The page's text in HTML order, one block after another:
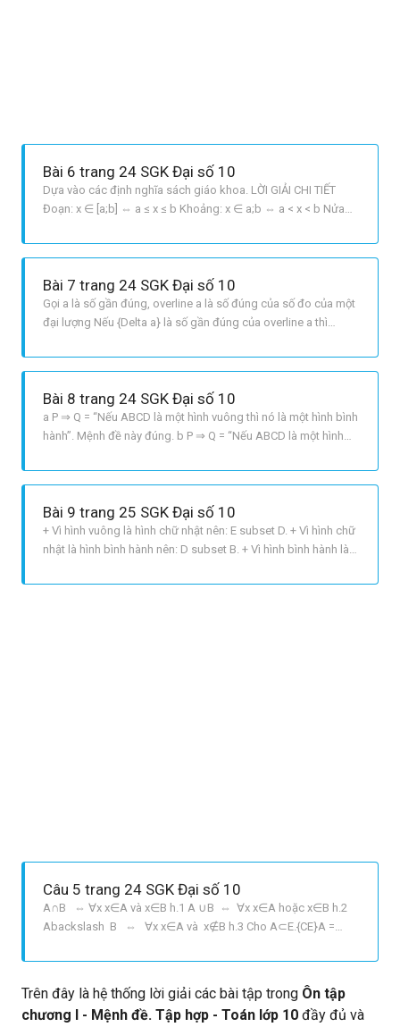
Bài 6 trang 24 SGK Đại số 10
Dựa vào các định nghĩa sách giáo khoa. LỜI GIẢI CHI TIẾT
Đoạn: x ∈ [a;b] ⇔ a ≤ x ≤ b Khoảng: x ∈ a;b ⇔ a < x < b Nửa
≤ b x ∈ [a, +∞ ⇔ x ≥ a. Ta có: R = left { infty ; + infty } right.
Bài 7 trang 24 SGK Đại số 10
Gọi a là số gần đúng, overline a là số đúng của số đo của một
đại lượng Nếu {Delta a} là số gần đúng của overline a thì
của số gần đúng a. Nếu {Delta a} = left| {overline a a} right| le
Bài 8 trang 24 SGK Đại số 10
a P ⇒ Q = “Nếu ABCD là một hình vuông thì nó là một hình bình
hành”. Mệnh đề này đúng. b P ⇒ Q = “Nếu ABCD là một hình
Bài 9 trang 25 SGK Đại số 10
+ Vì hình vuông là hình chữ nhật nên: E subset D. + Vì hình chữ
nhật là hình bình hành nên: D subset B. + Vì hình bình hành là
C subset A. Vậy: E subset D subset B subset C subset A. Lại
Câu 5 trang 24 SGK Đại số 10
A∩B ⇔ ∀x x∈A và x∈B h.1 A ∪B ⇔ ∀x x∈A hoặc x∈B h.2
Abackslash B ⇔ ∀x x∈A và x∉B h.3 Cho A⊂E.{CE}A =
Trên đây là hệ thống lời giải các bài tập trong Ôn tập
chương I - Mệnh đề. Tập hợp - Toán lớp 10 đầy đủ và